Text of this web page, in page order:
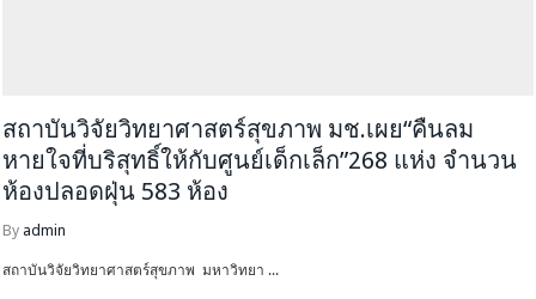
สถาบันวิจัยวิทยาศาสตร์สุขภาพ มช.เผย“คืนลม
หายใจที่บริสุทธิ์ให้กับศูนย์เด็กเล็ก”268 แห่ง จำนวน
ห้องปลอดฝุ่น 583 ห้อง
By admin
สถาบันวิจัยวิทยาศาสตร์สุขภาพ มหาวิทยา ...